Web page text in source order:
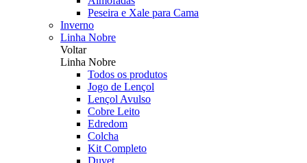
Peseira e Xale para Cama
Inverno
Linha Nobre
Voltar
Linha Nobre
Todos os produtos
Jogo de Lençol
Lençol Avulso
Cobre Leito
Edredom
Colcha
Kit Completo
Duvet